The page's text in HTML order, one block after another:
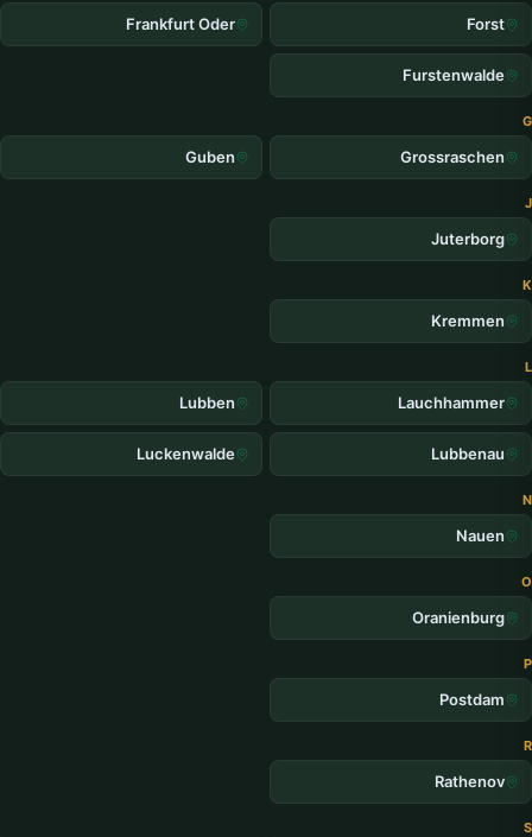
Forst
Frankfurt Oder
Furstenwalde
G
Grossraschen
Guben
J
Juterborg
K
Kremmen
L
Lauchhammer
Lubben
Lubbenau
Luckenwalde
N
Nauen
O
Oranienburg
P
Postdam
R
Rathenov
S